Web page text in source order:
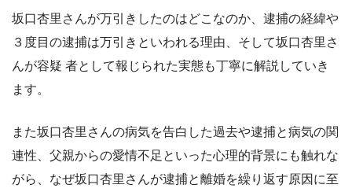
坂口杏里さんが万引きしたのはどこなのか、逮捕の経緯や
３度目の逮捕は万引きといわれる理由、そして坂口杏里さ
んが容疑 者として報じられた実態も丁寧に解説していき
ます。
また坂口杏里さんの病気を告白した過去や逮捕と病気の関
連性、父親からの愛情不足といった心理的背景にも触れな
がら、なぜ坂口杏里さんが逮捕と離婚を繰り返す原因に至